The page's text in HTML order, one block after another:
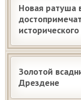
Новая ратуша
Золотой
Дрездене